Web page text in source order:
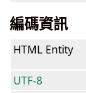
編碼資訊
HTML Entity
UTF-8